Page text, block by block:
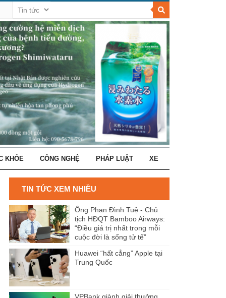
KHỎE CÔNG NGHỆ PHÁP LUẬT XE
TIN TỨC XEM NHIỀU
Ông Phan Đình Tuệ - Chủ
tịch HĐQT Bamboo Airways:
“Điều giá trị nhất trong mỗi
cuộc đời là sống tử tế”
Huawei “hất cẳng” Apple tại
Trung Quốc